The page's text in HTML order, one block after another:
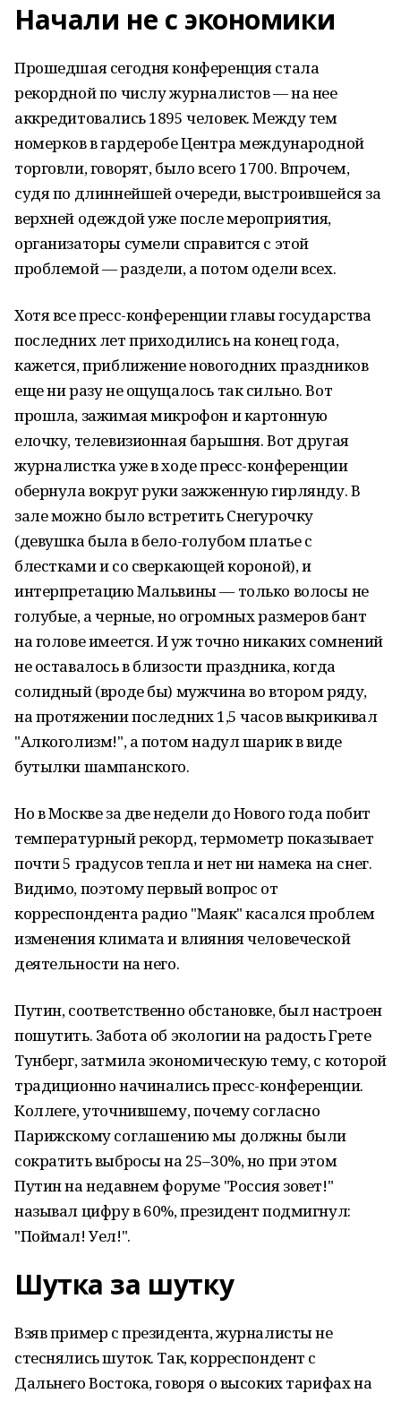
Начали не с экономики
Прошедшая сегодня конференция стала
рекордной по числу журналистов — на нее
аккредитовались 1895 человек. Между тем
номерков в гардеробе Центра международной
торговли, говорят, было всего 1700. Впрочем,
судя по длиннейшей очереди, выстроившейся за
верхней одеждой уже после мероприятия,
организаторы сумели справится с этой
проблемой — раздели, а потом одели всех.
Хотя все пресс-конференции главы государства
последних лет приходились на конец года,
кажется, приближение новогодних праздников
еще ни разу не ощущалось так сильно. Вот
прошла, зажимая микрофон и картонную
елочку, телевизионная барышня. Вот другая
журналистка уже в ходе пресс-конференции
обернула вокруг руки зажженную гирлянду. В
зале можно было встретить Снегурочку
(девушка была в бело-голубом платье с
блестками и со сверкающей короной), и
интерпретацию Мальвины — только волосы не
голубые, а черные, но огромных размеров бант
на голове имеется. И уж точно никаких сомнений
не оставалось в близости праздника, когда
солидный (вроде бы) мужчина во втором ряду,
на протяжении последних 1,5 часов выкрикивал
"Алкоголизм!", а потом надул шарик в виде
бутылки шампанского.
Но в Москве за две недели до Нового года побит
температурный рекорд, термометр показывает
почти 5 градусов тепла и нет ни намека на снег.
Видимо, поэтому первый вопрос от
корреспондента радио "Маяк" касался проблем
изменения климата и влияния человеческой
деятельности на него.
Путин, соответственно обстановке, был настроен
пошутить. Забота об экологии на радость Грете
Тунберг, затмила экономическую тему, с которой
традиционно начинались пресс-конференции.
Коллеге, уточнившему, почему согласно
Парижскому соглашению мы должны были
сократить выбросы на 25–30%, но при этом
Путин на недавнем форуме "Россия зовет!"
называл цифру в 60%, президент подмигнул:
"Поймал! Уел!".
Шутка за шутку
Взяв пример с президента, журналисты не
стеснялись шуток. Так, корреспондент с
Дальнего Востока, говоря о высоких тарифах на